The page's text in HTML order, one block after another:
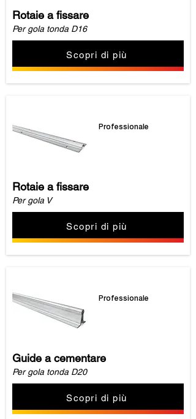
Rotaie a fissare
Per gola tonda D16
Scopri di più
Professionale
Rotaie a fissare
Per gola V
Scopri di più
Professionale
Guide a cementare
Per gola tonda D20
Scopri di più